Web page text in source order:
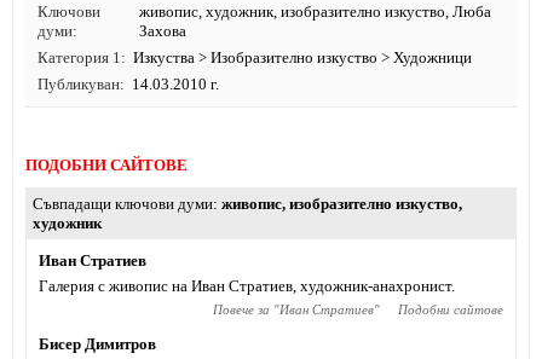
Ключови
думи
живопис,художник,изобразително изкуство, Люба
Захова
Категория 1
Изкуства > Изобразително изкуство > Художници
Публикуван
14.03.2010 г.
ПОДОБНИ САЙТОВЕ
Съвпадащи ключови думи живопис, изобразително изкуство,
художник
Иван Стратиев
Галерия с живопис на Иван Стратиев, художник-анахронист.
Повече за "Иван Стратиев" Подобни сайтове
Бисер Димитров